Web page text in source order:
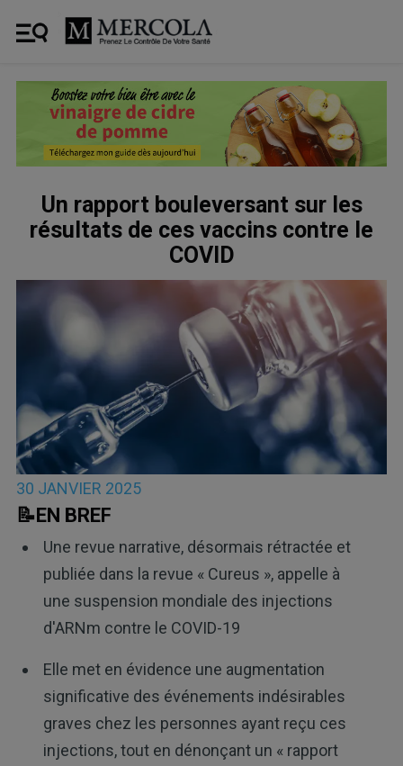
Un rapport bouleversant sur les
résultats de ces vaccins contre le
COVID
30 JANVIER 2025
📝EN BREF
Une revue narrative, désormais rétractée et
publiée dans la revue « Cureus », appelle à
une suspension mondiale des injections
d'ARNm contre le COVID-19
Elle met en évidence une augmentation
significative des événements indésirables
graves chez les personnes ayant reçu ces
injections, tout en dénonçant un « rapport